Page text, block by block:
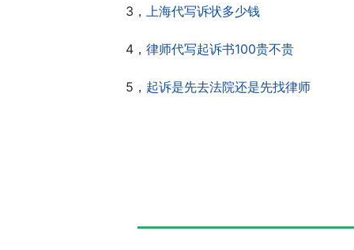
3， 上海代写诉状多少钱
4， 律师代写起诉书100贵不贵
5， 起诉是先去法院还是先找律师